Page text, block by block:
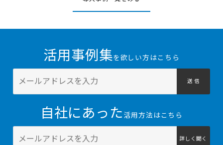
活用事例集を欲しい方はこちら
送 信
自社にあった 活用方法はこちら
詳しく聞く